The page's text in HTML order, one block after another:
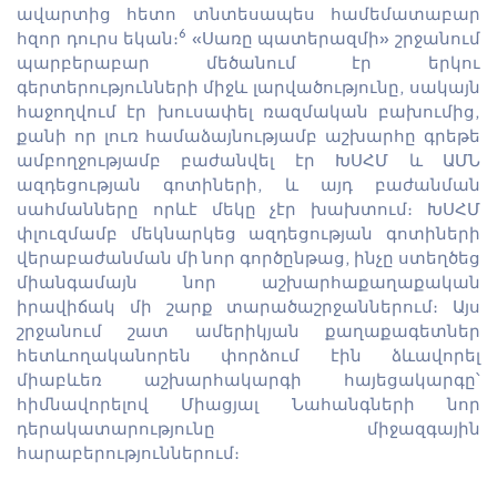
ավարտից հետո տնտեսապես համեմատաբար
հզոր դուրս եկան։6 «Սառը պատերազմի» շրջանում
պարբերաբար մեծանում էր երկու
գերտերությունների միջև լարվածությունը, սակայն
հաջողվում էր խուսափել ռազմական բախումից,
քանի որ լուռ համաձայնությամբ աշխարհը գրեթե
ամբողջությամբ բաժանվել էր ԽՍՀՄ և ԱՄՆ
ազդեցության գոտիների, և այդ բաժանման
սահմանները որևէ մեկը չէր խախտում։ ԽՍՀՄ
փլուզմամբ մեկնարկեց ազդեցության գոտիների
վերաբաժանման մի նոր գործընթաց, ինչը ստեղծեց
միանգամայն նոր աշխարհաքաղաքական
իրավիճակ մի շարք տարածաշրջաններում։ Այս
շրջանում շատ ամերիկյան քաղաքագետներ
հետևողականորեն փորձում էին ձևավորել
միաբևեռ աշխարհակարգի հայեցակարգը՝
հիմնավորելով Միացյալ Նահանգների նոր
դերակատարությունը միջազգային
հարաբերություններում։